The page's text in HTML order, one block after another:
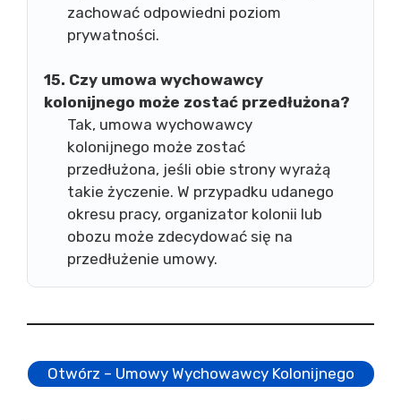
zachować odpowiedni poziom
prywatności.
15. Czy umowa wychowawcy
kolonijnego może zostać przedłużona?
Tak, umowa wychowawcy
kolonijnego może zostać
przedłużona, jeśli obie strony wyrażą
takie życzenie. W przypadku udanego
okresu pracy, organizator kolonii lub
obozu może zdecydować się na
przedłużenie umowy.
Otwórz – Umowy Wychowawcy Kolonijnego